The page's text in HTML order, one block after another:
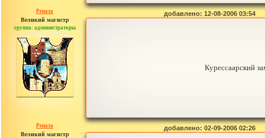
Рената
Великий магистр
группа: администраторы
сообщений: 30442
добавлено: 12-08-2006 03:54
Курессаарский
Рената
Великий магистр
добавлено: 02-09-2006 02:26